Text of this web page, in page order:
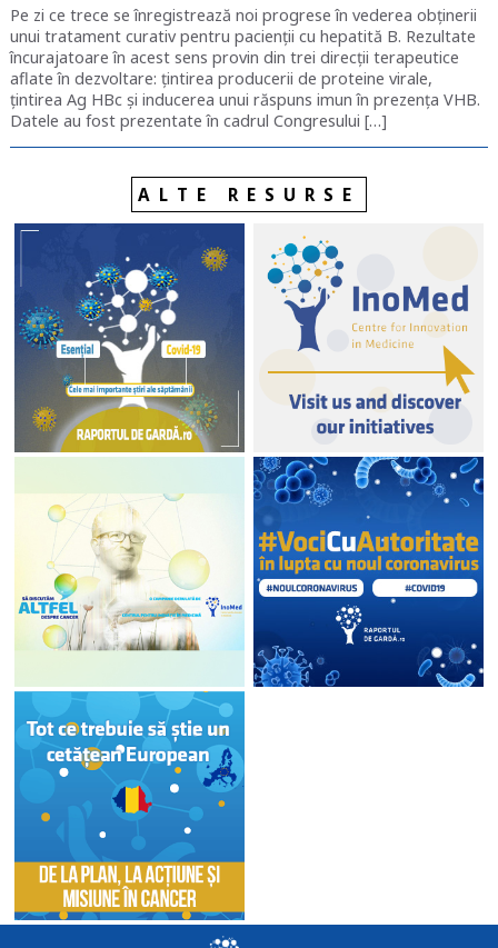
Pe zi ce trece se înregistrează noi progrese în vederea obținerii
unui tratament curativ pentru pacienții cu hepatită B. Rezultate
încurajatoare în acest sens provin din trei direcții terapeutice
aflate în dezvoltare: țintirea producerii de proteine virale,
țintirea Ag HBc și inducerea unui răspuns imun în prezența VHB.
Datele au fost prezentate în cadrul Congresului […]
ALTE RESURSE